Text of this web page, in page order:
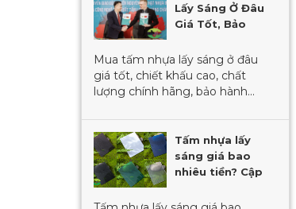
Lấy Sáng Ở Đâu
Giá Tốt, Bảo
Mua tấm nhựa lấy sáng ở đâu
giá tốt, chiết khấu cao, chất
lượng chính hãng, bảo hành...
Tấm nhựa lấy
sáng giá bao
nhiêu tiền? Cập
2023